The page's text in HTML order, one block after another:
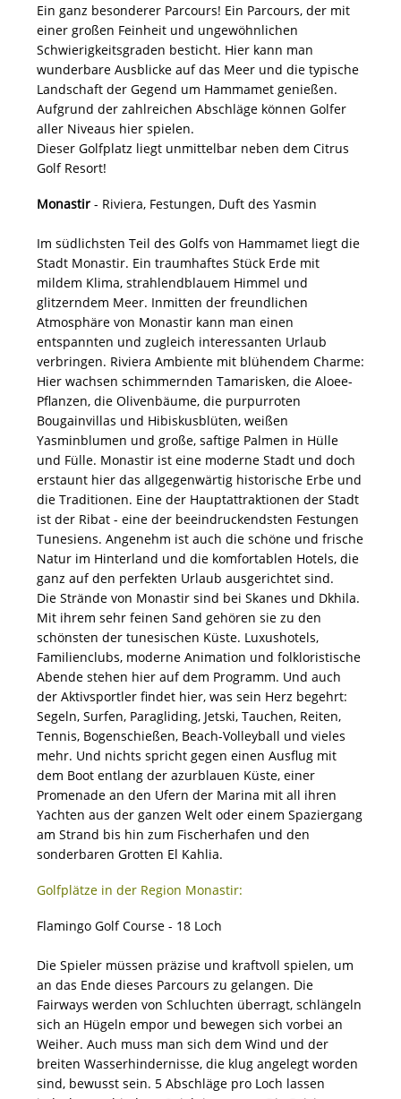
Ein ganz besonderer Parcours! Ein Parcours, der mit
einer großen Feinheit und ungewöhnlichen
Schwierigkeitsgraden besticht. Hier kann man
wunderbare Ausblicke auf das Meer und die typische
Landschaft der Gegend um Hammamet genießen.
Aufgrund der zahlreichen Abschläge können Golfer
aller Niveaus hier spielen.
Dieser Golfplatz liegt unmittelbar neben dem Citrus
Golf Resort!
Monastir - Riviera, Festungen, Duft des Yasmin
Im südlichsten Teil des Golfs von Hammamet liegt die
Stadt Monastir. Ein traumhaftes Stück Erde mit
mildem Klima, strahlendblauem Himmel und
glitzerndem Meer. Inmitten der freundlichen
Atmosphäre von Monastir kann man einen
entspannten und zugleich interessanten Urlaub
verbringen. Riviera Ambiente mit blühendem Charme:
Hier wachsen schimmernden Tamarisken, die Aloee-
Pflanzen, die Olivenbäume, die purpurroten
Bougainvillas und Hibiskusblüten, weißen
Yasminblumen und große, saftige Palmen in Hülle
und Fülle. Monastir ist eine moderne Stadt und doch
erstaunt hier das allgegenwärtig historische Erbe und
die Traditionen. Eine der Hauptattraktionen der Stadt
ist der Ribat - eine der beeindruckendsten Festungen
Tunesiens. Angenehm ist auch die schöne und frische
Natur im Hinterland und die komfortablen Hotels, die
ganz auf den perfekten Urlaub ausgerichtet sind.
Die Strände von Monastir sind bei Skanes und Dkhila.
Mit ihrem sehr feinen Sand gehören sie zu den
schönsten der tunesischen Küste. Luxushotels,
Familienclubs, moderne Animation und folkloristische
Abende stehen hier auf dem Programm. Und auch
der Aktivsportler findet hier, was sein Herz begehrt:
Segeln, Surfen, Paragliding, Jetski, Tauchen, Reiten,
Tennis, Bogenschießen, Beach-Volleyball und vieles
mehr. Und nichts spricht gegen einen Ausflug mit
dem Boot entlang der azurblauen Küste, einer
Promenade an den Ufern der Marina mit all ihren
Yachten aus der ganzen Welt oder einem Spaziergang
am Strand bis hin zum Fischerhafen und den
sonderbaren Grotten El Kahlia.
Golfplätze in der Region Monastir:
Flamingo Golf Course - 18 Loch
Die Spieler müssen präzise und kraftvoll spielen, um
an das Ende dieses Parcours zu gelangen. Die
Fairways werden von Schluchten überragt, schlängeln
sich an Hügeln empor und bewegen sich vorbei an
Weiher. Auch muss man sich dem Wind und der
breiten Wasserhindernisse, die klug angelegt worden
sind, bewusst sein. 5 Abschläge pro Loch lassen